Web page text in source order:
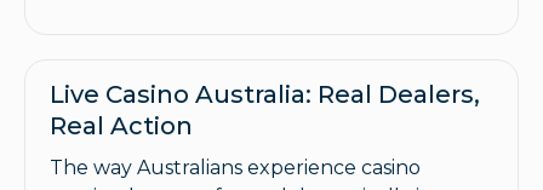
Live Casino Australia: Real Dealers,
Real Action
The way Australians experience casino